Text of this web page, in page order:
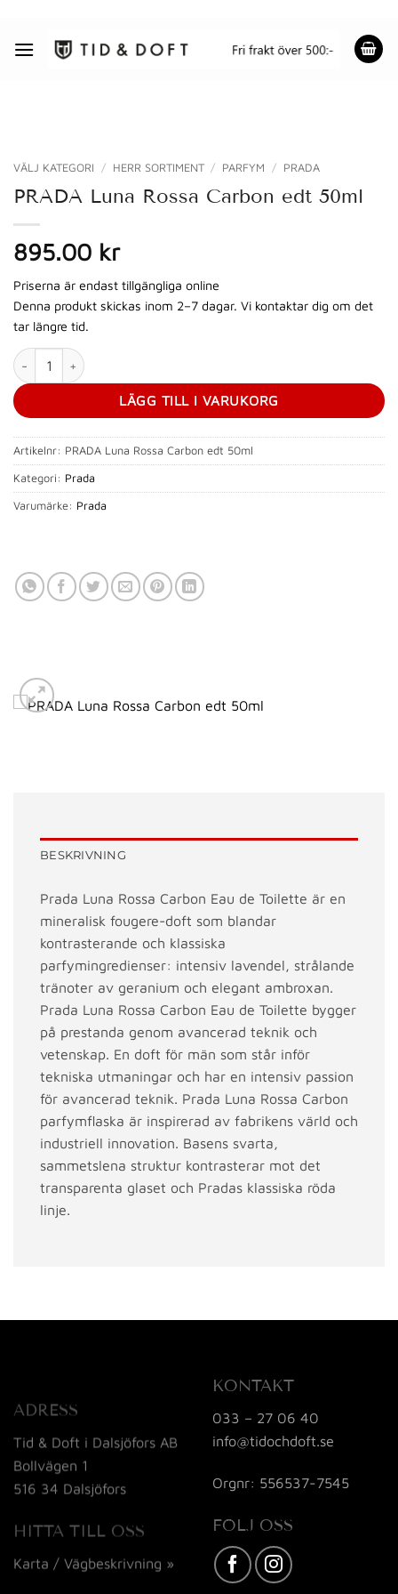
content
VÄLJ KATEGORI / HERR SORTIMENT / PARFYM / PRADA
PRADA Luna Rossa Carbon edt 50ml
895.00 kr
Priserna är endast tillgängliga online
Denna produkt skickas inom 2–7 dagar. Vi kontaktar dig om det
tar längre tid.
PRADA Luna Rossa Carbon edt 50ml mängd
LÄGG TILL I VARUKORG
Artikelnr: PRADA Luna Rossa Carbon edt 50ml
Kategori: Prada
Varumärke: Prada
BESKRIVNING
Prada Luna Rossa Carbon Eau de Toilette är en
mineralisk fougere-doft som blandar
kontrasterande och klassiska
parfymingredienser: intensiv lavendel, strålande
tränoter av geranium och elegant ambroxan.
Prada Luna Rossa Carbon Eau de Toilette bygger
på prestanda genom avancerad teknik och
vetenskap. En doft för män som står inför
tekniska utmaningar och har en intensiv passion
för avancerad teknik. Prada Luna Rossa Carbon
parfymflaska är inspirerad av fabrikens värld och
industriell innovation. Basens svarta,
sammetslena struktur kontrasterar mot det
transparenta glaset och Pradas klassiska röda
linje.
ADRESS
Tid & Doft i Dalsjöfors AB
Bollvägen 1
516 34 Dalsjöfors
HITTA TILL OSS
Karta / Vägbeskrivning »
KONTAKT
033 – 27 06 40
info@tidochdoft.se
Orgnr: 556537-7545
FÖLJ OSS